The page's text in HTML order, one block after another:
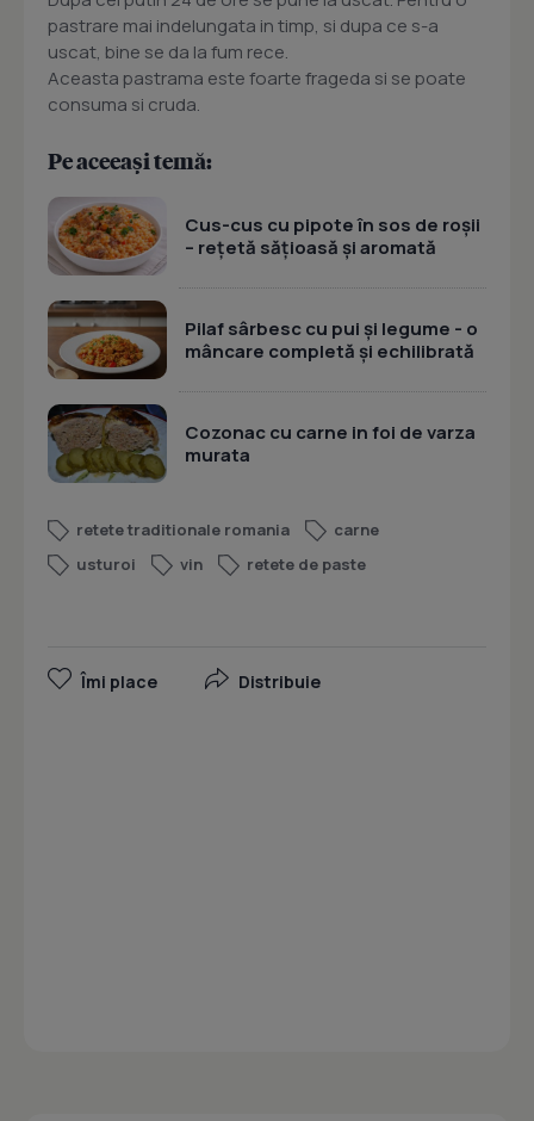
pastrare mai indelungata in timp, si dupa ce s-a
uscat, bine se da la fum rece.
Aceasta pastrama este foarte frageda si se poate
consuma si cruda.
Pe aceeași temă:
Cus-cus cu pipote în sos de roșii
– rețetă sățioasă și aromată
Pilaf sârbesc cu pui și legume - o
mâncare completă și echilibrată
Cozonac cu carne in foi de varza
murata
retete traditionale romania
carne
usturoi
vin retete de paste
Îmi place Distribuie